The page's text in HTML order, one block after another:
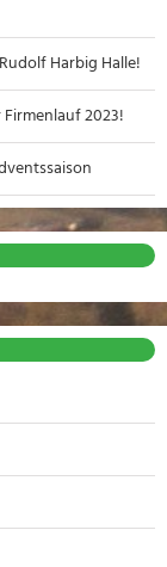
Harbig Halle!
2023!